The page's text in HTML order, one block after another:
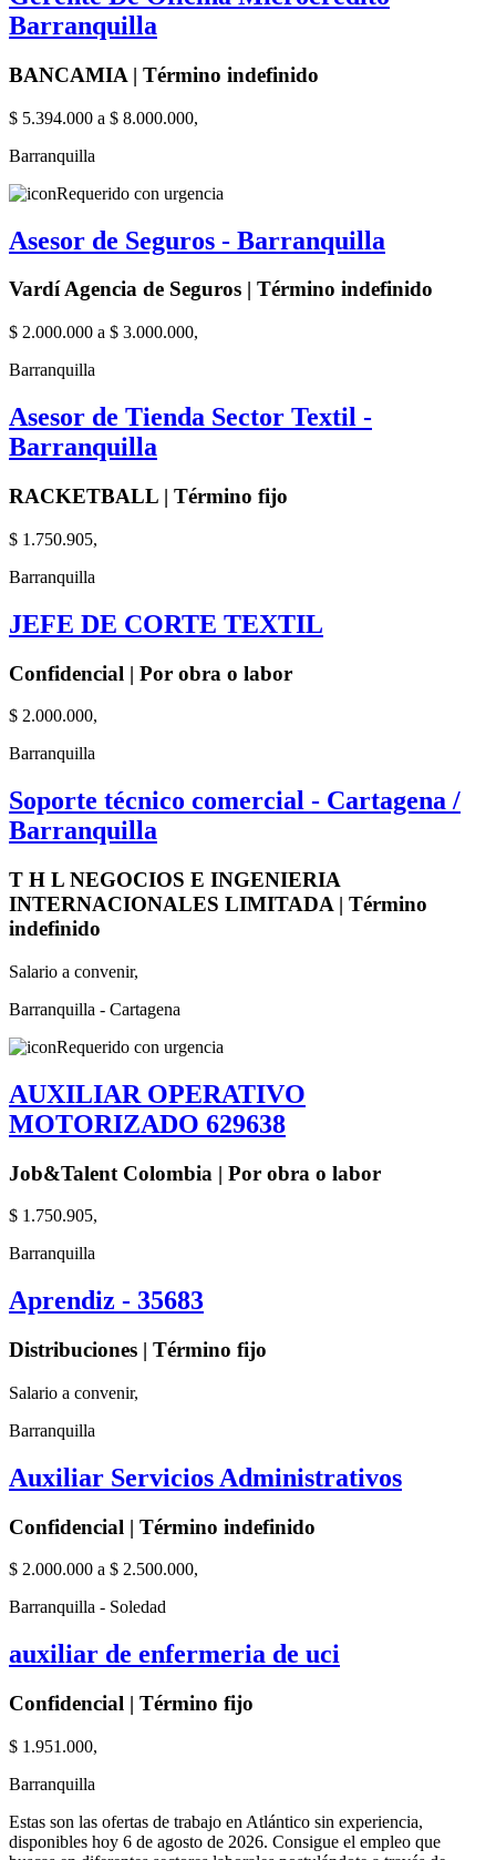
Barranquilla
BANCAMIA | Término indefinido
$ 5.394.000 a $ 8.000.000,
Barranquilla
Requerido con urgencia
Asesor de Seguros - Barranquilla
Vardí Agencia de Seguros | Término indefinido
$ 2.000.000 a $ 3.000.000,
Barranquilla
Asesor de Tienda Sector Textil -
Barranquilla
RACKETBALL | Término fijo
$ 1.750.905,
Barranquilla
JEFE DE CORTE TEXTIL
Confidencial | Por obra o labor
$ 2.000.000,
Barranquilla
Soporte técnico comercial - Cartagena /
Barranquilla
T H L NEGOCIOS E INGENIERIA
INTERNACIONALES LIMITADA | Término
indefinido
Salario a convenir,
Barranquilla - Cartagena
Requerido con urgencia
AUXILIAR OPERATIVO
MOTORIZADO 629638
Job&Talent Colombia | Por obra o labor
$ 1.750.905,
Barranquilla
Aprendiz - 35683
Distribuciones | Término fijo
Salario a convenir,
Barranquilla
Auxiliar Servicios Administrativos
Confidencial | Término indefinido
$ 2.000.000 a $ 2.500.000,
Barranquilla - Soledad
auxiliar de enfermeria de uci
Confidencial | Término fijo
$ 1.951.000,
Barranquilla
Estas son las ofertas de trabajo en Atlántico sin experiencia,
disponibles hoy 6 de agosto de 2026. Consigue el empleo que